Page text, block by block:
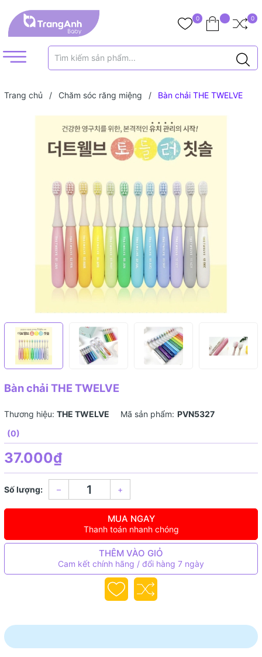
0 0
Trang chủ / Chăm sóc răng miệng / Bàn chải THE TWELVE
Bàn chải THE TWELVE
Thương hiệu: THE TWELVE Mã sản phẩm: PVN5327
(0)
37.000₫
Số lượng: – +
MUA NGAY
Thanh toán nhanh chóng
THÊM VÀO GIỎ
Cam kết chính hãng / đổi hàng 7 ngày